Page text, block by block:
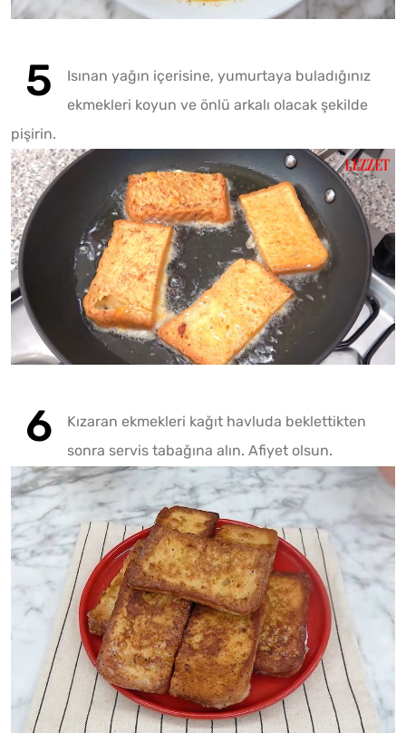
Isınan yağın içerisine, yumurtaya buladığınız
ekmekleri koyun ve önlü arkalı olacak şekilde
pişirin.
Kızaran ekmekleri kağıt havluda beklettikten
sonra servis tabağına alın. Afiyet olsun.